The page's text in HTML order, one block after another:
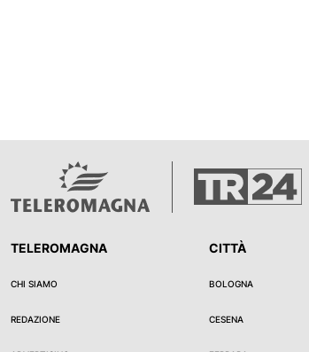
TELEROMAGNA
CHI SIAMO
REDAZIONE
CITTÀ
BOLOGNA
CESENA